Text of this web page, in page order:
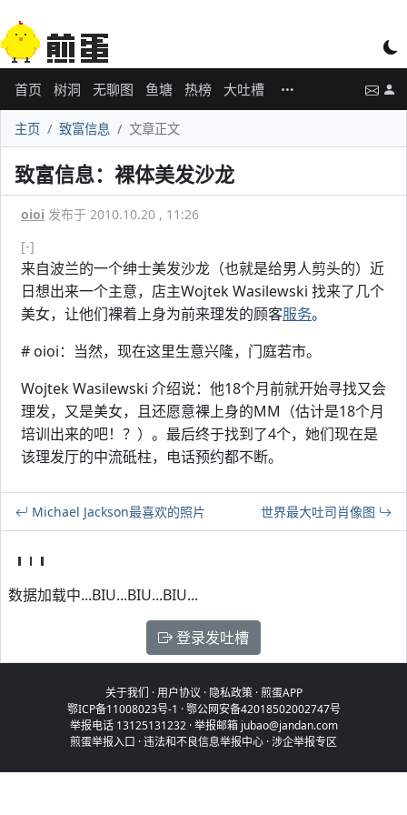
首页 树洞 无聊图 鱼塘 热榜 大吐槽
主页 致富信息 文章正文
致富信息：裸体美发沙龙
oioi 发布于 2010.10.20 , 11:26
[-]
来自波兰的一个绅士美发沙龙（也就是给男人剪头的）近
日想出来一个主意，店主Wojtek Wasilewski 找来了几个
美女，让他们裸着上身为前来理发的顾客服务。
# oioi：当然，现在这里生意兴隆，门庭若市。
Wojtek Wasilewski 介绍说：他18个月前就开始寻找又会
理发，又是美女，且还愿意裸上身的MM（估计是18个月
培训出来的吧！？）。最后终于找到了4个，她们现在是
该理发厅的中流砥柱，电话预约都不断。
Michael Jackson最喜欢的照片 世界最大吐司肖像图
数据加载中...BIU...BIU...BIU...
登录发吐槽
关于我们 ·用户协议 · 隐私政策·煎蛋APP
鄂ICP备11008023号-1 ·鄂公网安备42018502002747号
举报电话 13125131232 · 举报邮箱 jubao@jandan.com
煎蛋举报入口 ·违法和不良信息举报中心 ·涉企举报专区